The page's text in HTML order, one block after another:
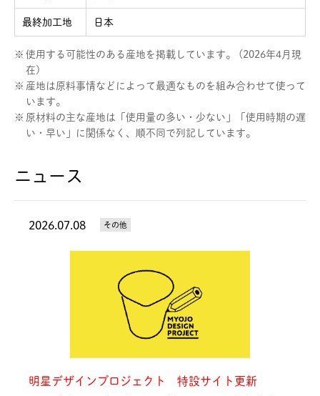
最終加工地 日本
※ 使用する可能性のある産地を掲載しています。 (2026年4月現
在)
※ 産地は原料事情などによって最適なものを組み合わせて使って
います。
※ 原材料の主な産地は「使用量の多い・少ない」「使用時期の遅
い・早い」に関係なく、順不同で列記しています。
ニュース
2026.07.08 その他
明星デザインプロジェクト 特設サイト更新